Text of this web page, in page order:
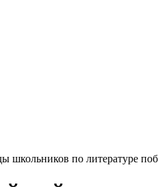
по литературе